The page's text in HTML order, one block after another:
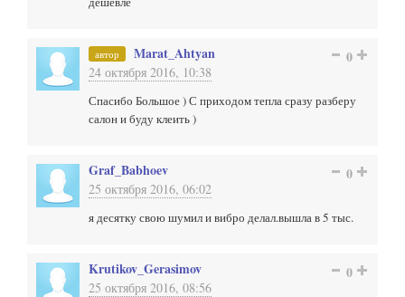
автор Marat_Ahtyan
24 октября 2016, 10:38
0
Спасибо Большое ) С приходом тепла сразу разберу
салон и буду клеить )
Graf_Babhoev
25 октября 2016, 06:02
0
я десятку свою шумил и вибро делал.вышла в 5 тыс.
Krutikov_Gerasimov
25 октября 2016, 08:56
0